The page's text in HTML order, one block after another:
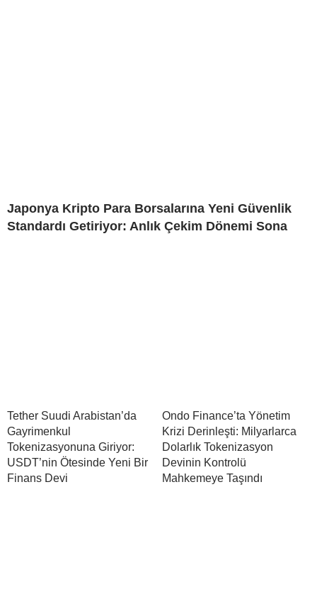
Japonya Kripto Para Borsalarına Yeni Güvenlik
Standardı Getiriyor: Anlık Çekim Dönemi Sona
Tether Suudi Arabistan’da
Gayrimenkul
Tokenizasyonuna Giriyor:
USDT’nin Ötesinde Yeni Bir
Finans Devi
Ondo Finance’ta Yönetim
Krizi Derinleşti: Milyarlarca
Dolarlık Tokenizasyon
Devinin Kontrolü
Mahkemeye Taşındı